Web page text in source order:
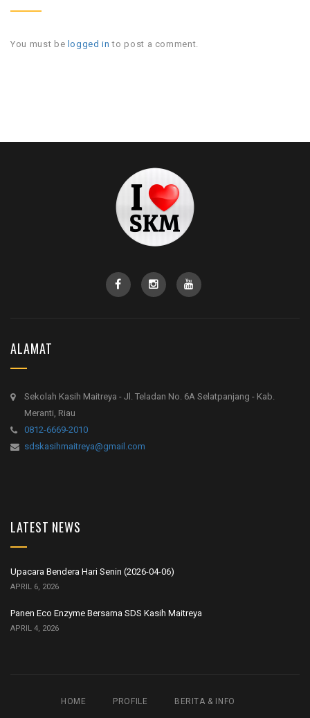
You must be logged in to post a comment.
ALAMAT
Sekolah Kasih Maitreya - Jl. Teladan No. 6A Selatpanjang - Kab.
Meranti, Riau
0812-6669-2010
sdskasihmaitreya@gmail.com
LATEST NEWS
Upacara Bendera Hari Senin (2026-04-06)
APRIL 6, 2026
Panen Eco Enzyme Bersama SDS Kasih Maitreya
APRIL 4, 2026
HOME PROFILE BERITA & INFO